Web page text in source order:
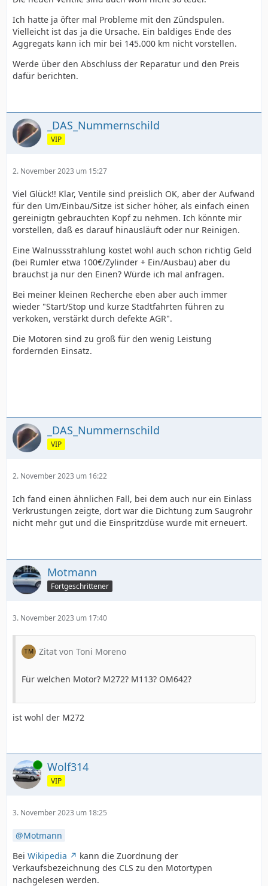
Ich hatte ja öfter mal Probleme mit den Zündspulen.
Vielleicht ist das ja die Ursache. Ein baldiges Ende des
Aggregats kann ich mir bei 145.000 km nicht vorstellen.
Werde über den Abschluss der Reparatur und den Preis
dafür berichten.
_DAS_Nummernschild
VIP
2. November 2023 um 15:27
Viel Glück!! Klar, Ventile sind preislich OK, aber der Aufwand
für den Um/Einbau/Sitze ist sicher höher, als einfach einen
gereinigtn gebrauchten Kopf zu nehmen. Ich könnte mir
vorstellen, daß es darauf hinausläuft oder nur Reinigen.
Eine Walnussstrahlung kostet wohl auch schon richtig Geld
(bei Rumler etwa 100€/Zylinder + Ein/Ausbau) aber du
brauchst ja nur den Einen? Würde ich mal anfragen.
Bei meiner kleinen Recherche eben aber auch immer
wieder "Start/Stop und kurze Stadtfahrten führen zu
verkoken, verstärkt durch defekte AGR".
Die Motoren sind zu groß für den wenig Leistung
fordernden Einsatz.
_DAS_Nummernschild
VIP
2. November 2023 um 16:22
Ich fand einen ähnlichen Fall, bei dem auch nur ein Einlass
Verkrustungen zeigte, dort war die Dichtung zum Saugrohr
nicht mehr gut und die Einspritzdüse wurde mit erneuert.
Motmann
Fortgeschrittener
3. November 2023 um 17:40
Zitat von Toni Moreno
Für welchen Motor? M272? M113? OM642?
ist wohl der M272
Online Wolf314
VIP
3. November 2023 um 18:25
Motmann
Bei Wikipedia
kann die Zuordnung der
Verkaufsbezeichnung des CLS zu den Motortypen
nachgelesen werden.